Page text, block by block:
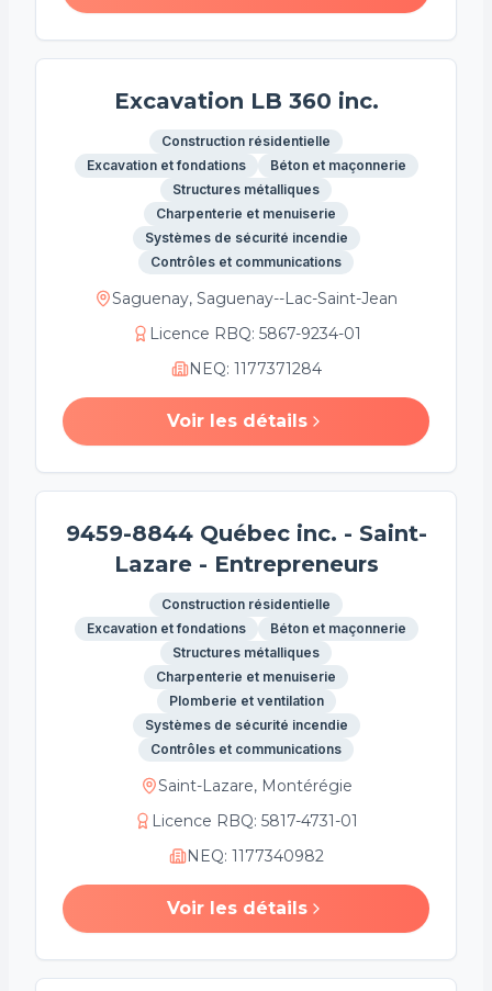
Excavation LB 360 inc.
Construction résidentielle
Excavation et fondations
Béton et maçonnerie
Structures métalliques
Charpenterie et menuiserie
Systèmes de sécurité incendie
Contrôles et communications
Saguenay, Saguenay--Lac-Saint-Jean
Licence RBQ: 5867-9234-01
NEQ: 1177371284
Voir les détails
9459-8844 Québec inc. - Saint-
Lazare - Entrepreneurs
Construction résidentielle
Excavation et fondations
Béton et maçonnerie
Structures métalliques
Charpenterie et menuiserie
Plomberie et ventilation
Systèmes de sécurité incendie
Contrôles et communications
Saint-Lazare, Montérégie
Licence RBQ: 5817-4731-01
NEQ: 1177340982
Voir les détails